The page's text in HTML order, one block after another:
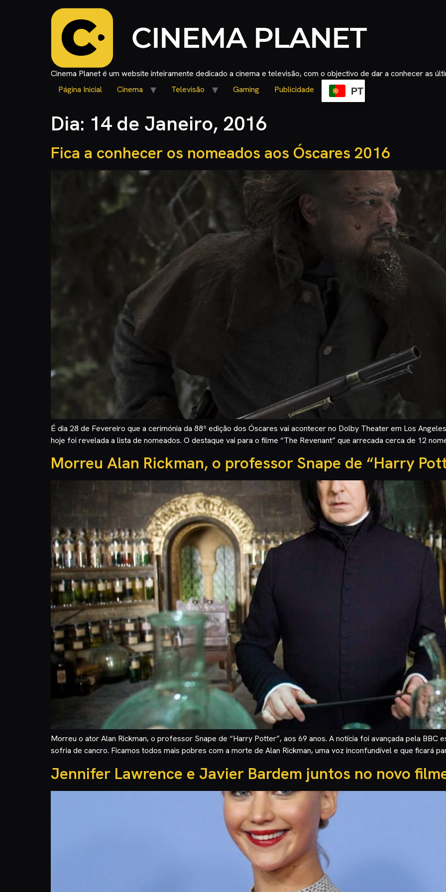
Cinema Planet é um website inteiramente dedicado a cinema e televisão, com o objectivo de dar a conhecer as
Página Inicial
Cinema Televisão Gaming Publicidade PT
Dia: 14 de Janeiro, 2016
Fica a conhecer os nomeados aos Óscares 2016
É dia 28 de Fevereiro que a cerimónia da 88ª edição dos Óscares vai acontecer no Dolby Theater em Los
hoje foi revelada a lista de nomeados. O destaque vai para o filme “The Revenant” que arrecada cerca de 12
Morreu Alan Rickman, o professor Snape de “Harry
Morreu o ator Alan Rickman, o professor Snape de “Harry Potter”, aos 69 anos. A notícia foi avançada pela BBC
sofria de cancro. Ficamos todos mais pobres com a morte de Alan Rickman, uma voz inconfundível e que ficará
Jennifer Lawrence e Javier Bardem juntos no novo